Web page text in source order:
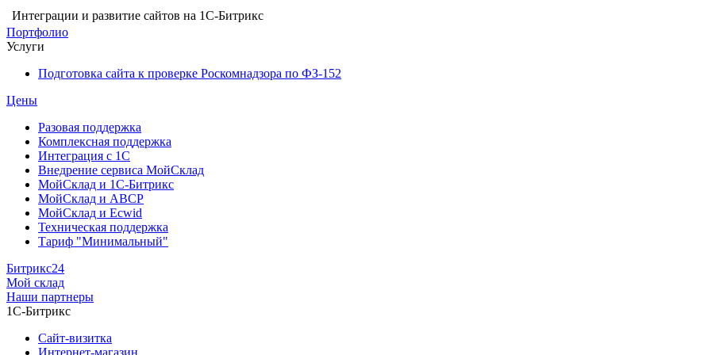
Интеграции и развитие сайтов на 1С-Битрикс
Портфолио
Услуги
Подготовка сайта к проверке Роскомнадзора по ФЗ-152
Цены
Разовая поддержка
Комплексная поддержка
Интеграция с 1С
Внедрение сервиса МойСклад
МойСклад и 1С-Битрикс
МойСклад и ABCP
МойСклад и Ecwid
Техническая поддержка
Тариф "Минимальный"
Битрикс24
Мой склад
Наши партнеры
1С-Битрикс
Сайт-визитка
Интернет-магазин